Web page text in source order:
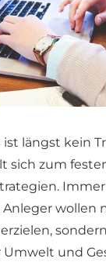
längst kein
sich zum
wollen
und